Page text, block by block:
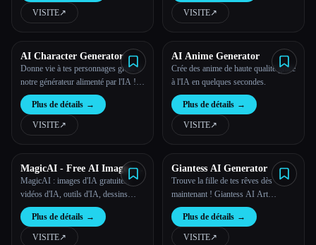
VISITE↗︎ VISITE↗︎
AI Character Generator
Donne vie à tes personnages grâce à
notre générateur alimenté par l'IA !
Décris leur personnalité, leur
apparence et leurs compétences, et
notre système avancé créera des
images personnalisées représentant
Plus de détails →
VISITE↗︎
AI Anime Generator
Crée des anime de haute qualité grâce
à l'IA en quelques secondes.
Plus de détails →
VISITE↗︎
MagicAI - Free AI Image, AI
Video, AI Tools, Anime Art
MagicAI : images d'IA gratuites,
vidéos d'IA, outils d'IA, dessins
animés
Plus de détails →
VISITE↗︎
Giantess AI Generator
Trouve la fille de tes rêves dès
maintenant ! Giantess AI Art
propose une expérience fluide avec
des résultats de qualité
professionnelle.
Plus de détails →
VISITE↗︎